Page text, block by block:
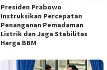
Presiden Prabowo
Instruksikan Percepatan
Penanganan Pemadaman
Listrik dan Jaga Stabilitas
Harga BBM